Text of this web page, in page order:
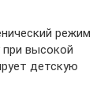
режим
высокой
детскую